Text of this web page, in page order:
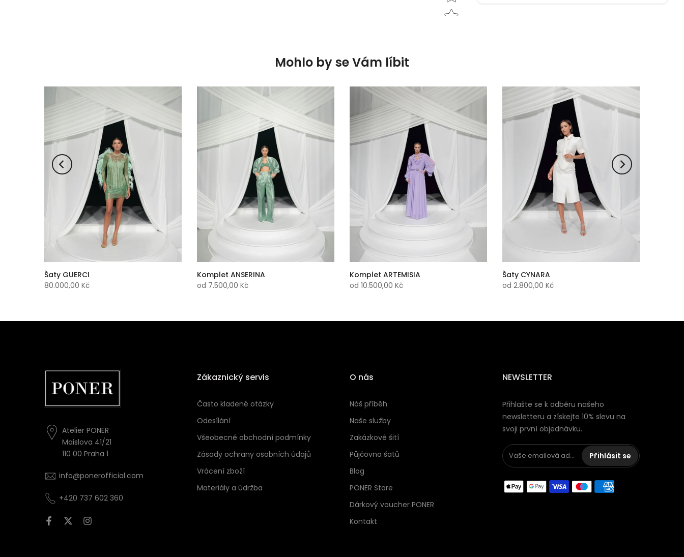
Mohlo by se Vám líbit
Šaty GUERCI
80.000,00 Kč
Komplet ANSERINA
od 7.500,00 Kč
Komplet ARTEMISIA
od 10.500,00 Kč
Šaty CYNARA
od 2.800,00 Kč
Atelier PONER
Maislova 41/21
110 00 Praha 1
info@ponerofficial.com
+420 737 602 360
Zákaznický servis
Často kladené otázky
Odesílání
Všeobecné obchodní podmínky
Zásady ochrany osobních údajů
Vrácení zboží
Materiály a údržba
O nás
Náš příběh
Naše služby
Zakázkové šití
Půjčovna šatů
Blog
PONER Store
Dárkový voucher PONER
Kontakt
NEWSLETTER
Přihlašte se k odběru našeho
newsletteru a získejte 10% slevu na
svoji první objednávku.
Přihlásit se